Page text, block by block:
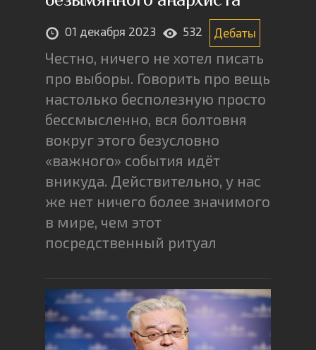
01 декабря 2023 532 Дебаты
Честно, ничего не хотел писать
про выборы. Говорить про вещь
настолько бесполезную просто
бессмысленно, вся болтовня
вокруг этого безусловно
«важного» события идёт
вникуда. Действительно, у нас
же нет ничего более значимого
в мире, чем этот
посредственный ритуал